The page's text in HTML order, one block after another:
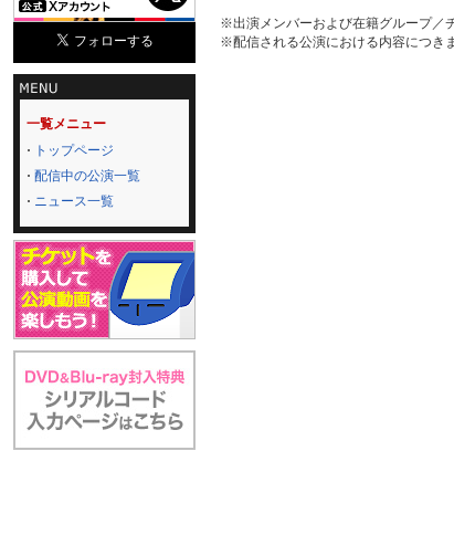
一覧メニュー
トップページ
配信中の公演一覧
ニュース一覧
※出演メンバーおよび在籍グループ／
※配信される公演における内容につき